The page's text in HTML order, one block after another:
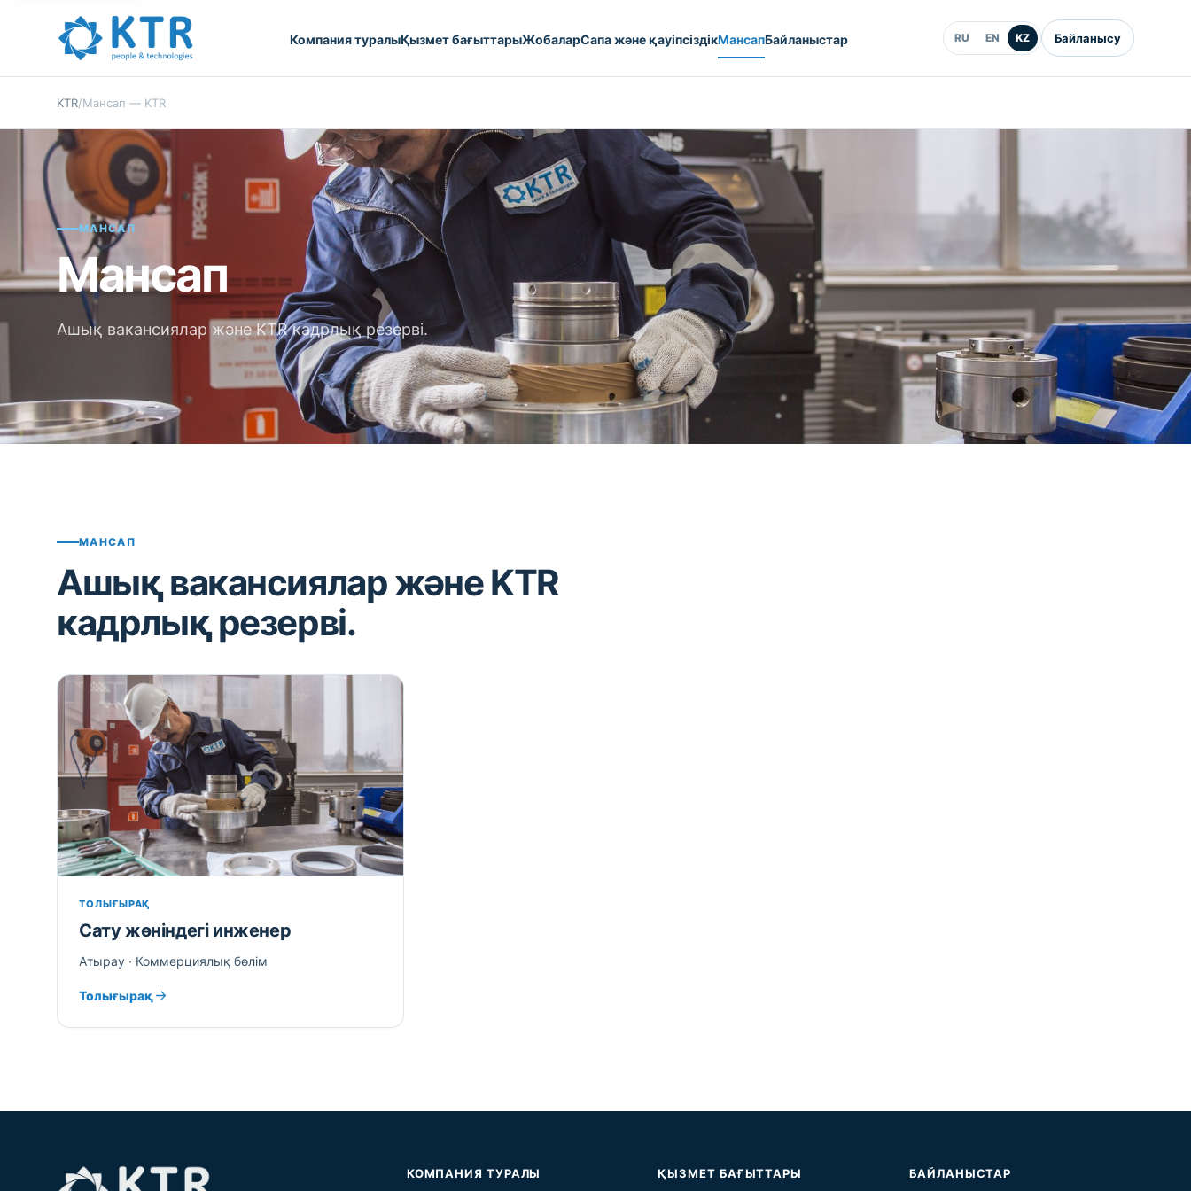
Компания туралыҚызмет бағыттарыЖобаларСапа және қауіпсіздікМансапБайланыстар RU EN KZ Байланысу
KTR/Мансап — KTR
МАНСАП
Мансап
Ашық вакансиялар және KTR кадрлық резерві.
МАНСАП
Ашық вакансиялар және KTR
кадрлық резерві.
ТОЛЫҒЫРАҚ
Сату жөніндегі инженер
Атырау · Коммерциялық бөлім
Толығырақ
КОМПАНИЯ ТУРАЛЫ ҚЫЗМЕТ БАҒЫТТАРЫ БАЙЛАНЫСТАР